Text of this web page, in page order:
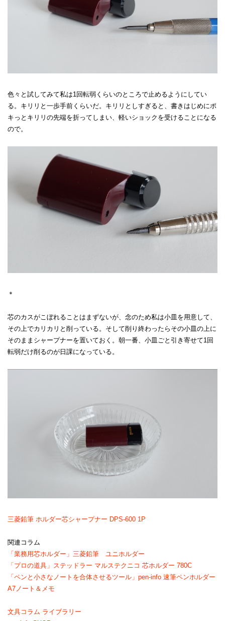
色々と試してみて私は1回転弱くらいのところで止めるようにしてい
る。キリリと一歩手前くらいだ。キリリとしすぎると、書きはじめにポ
キっとキリリの先端を折ってしまい、軽いショックを受けることになる
ので。
＊
芯のカスがこぼれることはまずないが、念のため私は小皿を用意して、
その上でカリカリと削っている。そして削り終わったらその小皿の上に
そのままシャープナーを置いておく。朝一番、小皿ごと引き寄せて1回
転弱だけ削るのが日課になっている。
三菱鉛筆 ホルダー芯シャープナー DPS-600 1P
関連コラム
「業務用芯ホルダー」三菱鉛筆 ユニホルダー
「プロの道具」ステッドラー マルステクニコ 芯ホルダー 780C
「ペンと小さなノートを合体させるツール」pen-info 速筆ペンホルダー
A7ノート＆メモ
文具コラム ライブラリー